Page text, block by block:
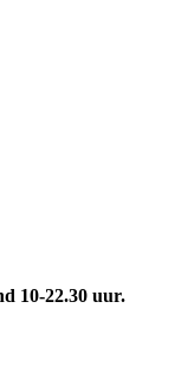
10-22.30 uur.